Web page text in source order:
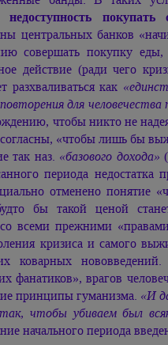
центральных банков
совершать покупку
действие (ради чего
разхваливаться как
для
чтобы никто не
«чтобы лишь бы
так наз. «базового дохода»
периода недостатка
отменено понятие
бы такой ценой
со всеми прежними
кризиса и самого
коварных
фанатиков», врагов
принципы гуманизма. «И
чтобы убиваем был
начального периода